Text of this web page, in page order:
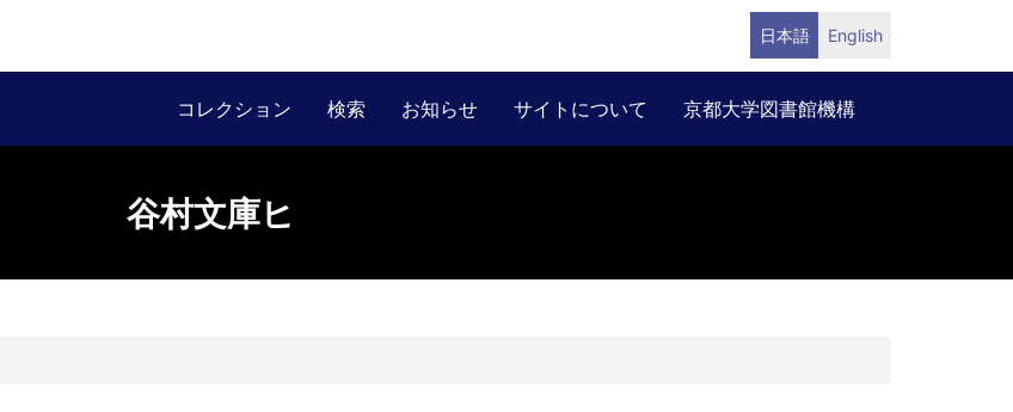
日本語 English
コレクション 検索 お知らせ サイトについて 京都大学図書館機構
谷村文庫ヒ